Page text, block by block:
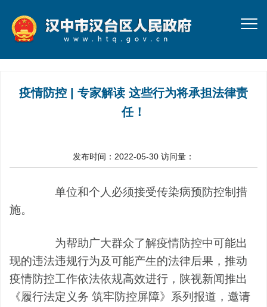
疫情防控 | 专家解读 这些行为将承担法律责
任！
发布时间：2022-05-30 访问量：
单位和个人必须接受传染病预防控制措
施。
为帮助广大群众了解疫情防控中可能出
现的违法违规行为及可能产生的法律后果，推动
疫情防控工作依法依规高效进行，陕视新闻推出
《履行法定义务 筑牢防控屏障》系列报道，邀请